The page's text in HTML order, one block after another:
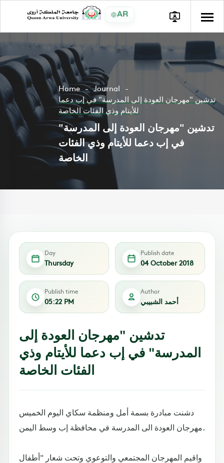
AR
Home
Journal
تدشين "مهرجان العودة إلى المدرسة" في إب دعما
للأيتام وذي الفئات الخاصة
تدشين "مهرجان العودة إلى المدرسة"
في إب دعما للأيتام وذي الفئات
الخاصة
Day
Thursday
Publish date
04 October 2018
Publish time
05:22 PM
Author
أحمد الشبيبي
تدشين "مهرجان العودة إلى
المدرسة" في إب دعما للأيتام وذي
الفئات الخاصة
دشنت مبادرة بسمة أمل ومنظمة سكاي اليوم الخميس
مهرجان العودة الى المدرسة في محافظة إب وسط اليمن.
واقيم المهرجان المجتمعي والتوعوي وتحت شعار "أطفال